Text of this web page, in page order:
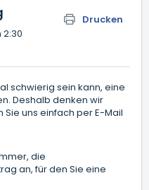
Drucken
2:30
schwierig sein kann, eine
Deshalb denken wir
uns einfach per E-Mail
die
an, für den Sie eine